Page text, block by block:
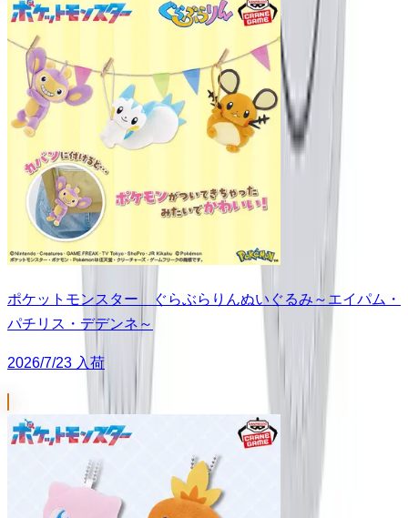
ポケットモンスター ぐらぶらりんぬいぐるみ～エイパム・
パチリス・デデンネ～
2026/7/23 入荷